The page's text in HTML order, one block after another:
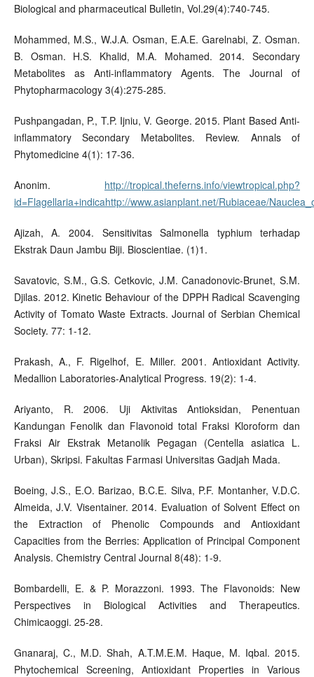
Biological and pharmaceutical Bulletin, Vol.29(4):740-745.
Mohammed, M.S., W.J.A. Osman, E.A.E. Garelnabi, Z. Osman.
B. Osman. H.S. Khalid, M.A. Mohamed. 2014. Secondary
Metabolites as Anti-inflammatory Agents. The Journal of
Phytopharmacology 3(4):275-285.
Pushpangadan, P., T.P. Ijniu, V. George. 2015. Plant Based Anti-
inflammatory Secondary Metabolites. Review. Annals of
Phytomedicine 4(1): 17-36.
Anonim. http://tropical.theferns.info/viewtropical.php?
id=Flagellaria+indicahttp://www.asianplant.net/Rubiaceae/
Ajizah, A. 2004. Sensitivitas Salmonella typhium terhadap
Ekstrak Daun Jambu Biji. Bioscientiae. (1)1.
Savatovic, S.M., G.S. Cetkovic, J.M. Canadonovic-Brunet, S.M.
Djilas. 2012. Kinetic Behaviour of the DPPH Radical Scavenging
Activity of Tomato Waste Extracts. Journal of Serbian Chemical
Society. 77: 1-12.
Prakash, A., F. Rigelhof, E. Miller. 2001. Antioxidant Activity.
Medallion Laboratories-Analytical Progress. 19(2): 1-4.
Ariyanto, R. 2006. Uji Aktivitas Antioksidan, Penentuan
Kandungan Fenolik dan Flavonoid total Fraksi Kloroform dan
Fraksi Air Ekstrak Metanolik Pegagan (Centella asiatica L.
Urban), Skripsi. Fakultas Farmasi Universitas Gadjah Mada.
Boeing, J.S., E.O. Barizao, B.C.E. Silva, P.F. Montanher, V.D.C.
Almeida, J.V. Visentainer. 2014. Evaluation of Solvent Effect on
the Extraction of Phenolic Compounds and Antioxidant
Capacities from the Berries: Application of Principal Component
Analysis. Chemistry Central Journal 8(48): 1-9.
Bombardelli, E. & P. Morazzoni. 1993. The Flavonoids: New
Perspectives in Biological Activities and Therapeutics.
Chimicaoggi. 25-28.
Gnanaraj, C., M.D. Shah, A.T.M.E.M. Haque, M. Iqbal. 2015.
Phytochemical Screening, Antioxidant Properties in Various